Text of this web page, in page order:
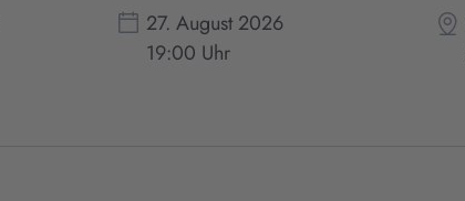
27. August 2026
19:00 Uhr